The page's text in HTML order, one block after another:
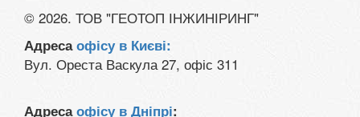
© 2026. ТОВ "ГЕОТОП ІНЖИНІРИНГ"
Адресаофісу в Києві:
Вул. Ореста Васкула 27, офіс 311
Адресаофісу в Дніпрі: